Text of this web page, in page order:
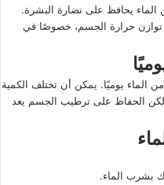
يحافظ على نضارة البشرة.
توازن حرارة الجسم، خصوصًا في
بشرب ما بين 8 إلى 10 أكواب من الماء يوميًا. يمكن أن تختلف الكمية
لكن الحفاظ على ترطيب الجسم يعد
بشرب الماء.